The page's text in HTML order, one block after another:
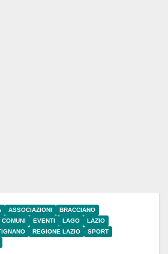
ASSOCIAZIONI
BRACCIANO
COMUNI EVENTI LAGO
LAZIO
REGIONE LAZIO
SPORT